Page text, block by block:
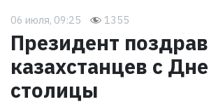
06 июля, 09:25 1355
Президент
казахстанцев с
столицы